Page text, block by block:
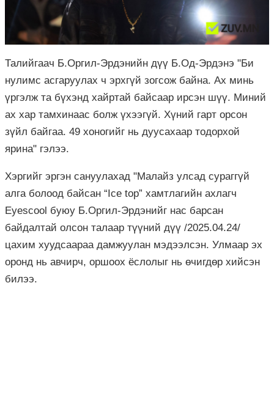
Талийгаач Б.Оргил-Эрдэнийн дүү Б.Од-Эрдэнэ "Би
нулимс асгаруулах ч эрхгүй зогсож байна. Ах минь
үргэлж та бүхэнд хайртай байсаар ирсэн шүү. Миний
ах хар тамхинаас болж үхээгүй. Хүний гарт орсон
зүйл байгаа. 49 хоногийг нь дуусахаар тодорхой
ярина" гэлээ.
Хэргийг эргэн сануулахад "Малайз улсад сураггүй
алга болоод байсан “Ice top” хамтлагийн ахлагч
Eyescool буюу Б.Оргил-Эрдэнийг нас барсан
байдалтай олсон талаар түүний дүү /2025.04.24/
цахим хуудсаараа дамжуулан мэдээлсэн. Улмаар эх
оронд нь авчирч, оршоох ёслолыг нь өчигдөр хийсэн
билээ.